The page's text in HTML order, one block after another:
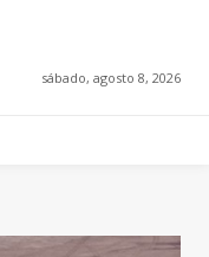
sábado, agosto 8, 2026